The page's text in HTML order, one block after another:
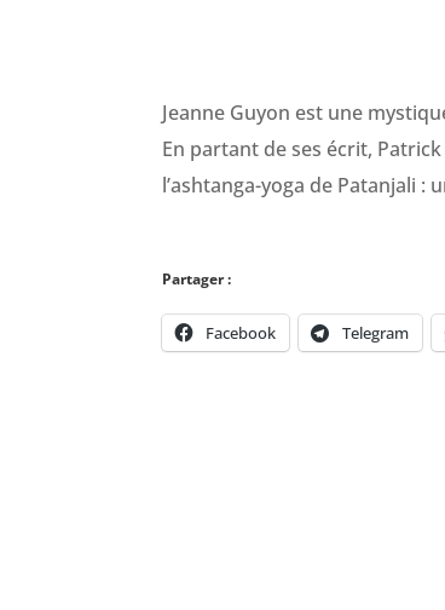
Jeanne Guyon est une
En partant de ses écrit,
l’ashtanga-yoga de Patanjali :
Partager :
Facebook Telegram